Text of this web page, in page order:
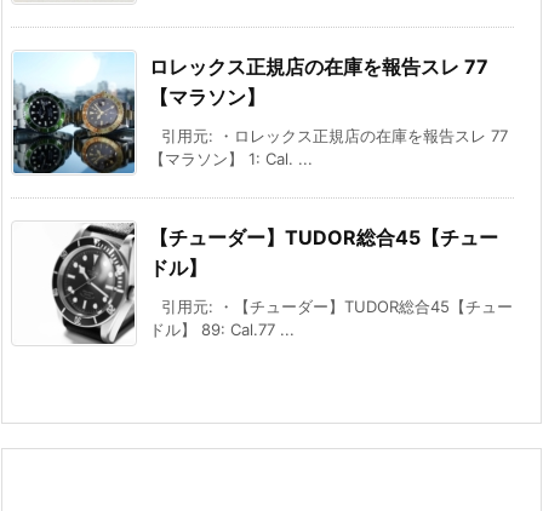
ロレックス正規店の在庫を報告スレ 77
【マラソン】
引用元: ・ロレックス正規店の在庫を報告スレ 77
【マラソン】 1: Cal. ...
【チューダー】TUDOR総合45【チュー
ドル】
引用元: ・【チューダー】TUDOR総合45【チュー
ドル】 89: Cal.77 ...